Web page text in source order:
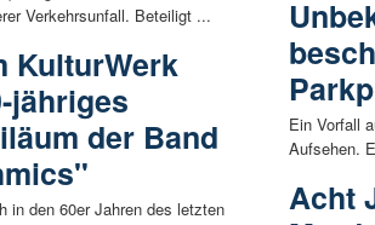
Verkehrsunfall. Beteiligt ...
KulturWerk
jähriges
der Band
in den 60er Jahren des letzten
Ein Vorfall
Aufsehen.
Acht